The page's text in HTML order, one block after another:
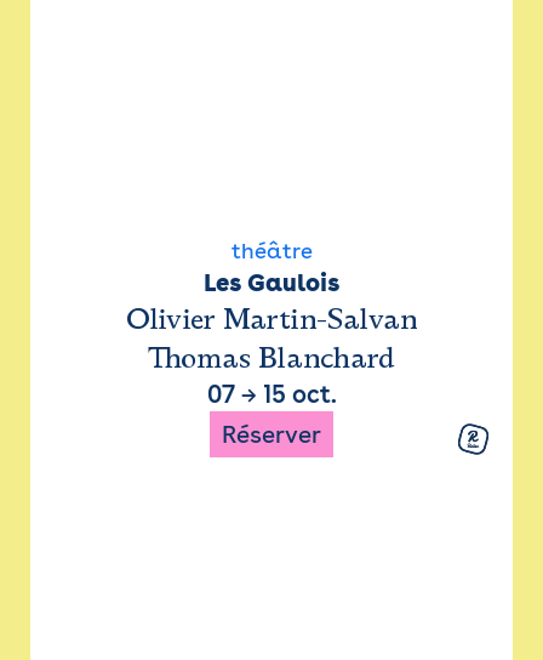
théâtre
Les Gaulois
Olivier Martin-Salvan
Thomas Blanchard
07→ 15 oct.
Réserver